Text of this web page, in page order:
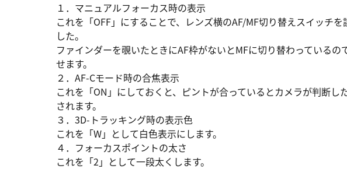
１．マニュアルフォーカス時の表示
これを「OFF」にすることで、レンズ横のAF/MF切り替えスイッチ
した。
ファインダーを覗いたときにAF枠がないとMFに切り替わっている
せます。
２．AF-Cモード時の合焦表示
これを「ON」にしておくと、ピントが合っているとカメラが判断
されます。
３．3D-トラッキング時の表示色
これを「W」として白色表示にします。
４．フォーカスポイントの太さ
これを「2」として一段太くします。